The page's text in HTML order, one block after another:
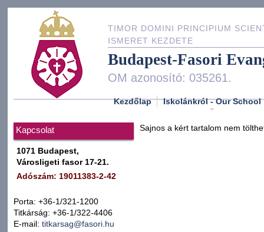
TIMOR DOMINI PRINCIPIUM
ISMERET KEZDETE
Budapest-Fasori
OM azonosító: 035261.
Kezdőlap Iskolánkról - Our School
Kapcsolat
1071 Budapest,
Városligeti fasor 17-21.
Adószám: 19011383-2-42
Porta: +36-1/321-1200
Titkárság: +36-1/322-4406
E-mail: titkarsag@fasori.hu
Sajnos a kért tartalom nem